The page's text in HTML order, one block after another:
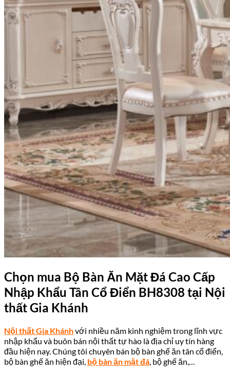
Chọn mua Bộ Bàn Ăn Mặt Đá Cao Cấp
Nhập Khẩu Tân Cổ Điển BH8308 tại Nội
thất Gia Khánh
Nội thất Gia Khánhvới nhiều năm kinh nghiệm trong lĩnh vực
nhập khẩu và buôn bán nội thất tự hào là địa chỉ uy tín hàng
đầu hiện nay. Chúng tôi chuyên bán bộ bàn ghế ăn tân cổ điển,
bộ bàn ghế ăn hiện đại, bộ bàn ăn mặt đá, bộ ghế ăn,…